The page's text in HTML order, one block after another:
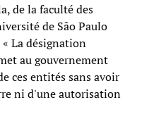
de la faculté des
de São Paulo
« La désignation
au gouvernement
ces entités sans avoir
ni d'une autorisation